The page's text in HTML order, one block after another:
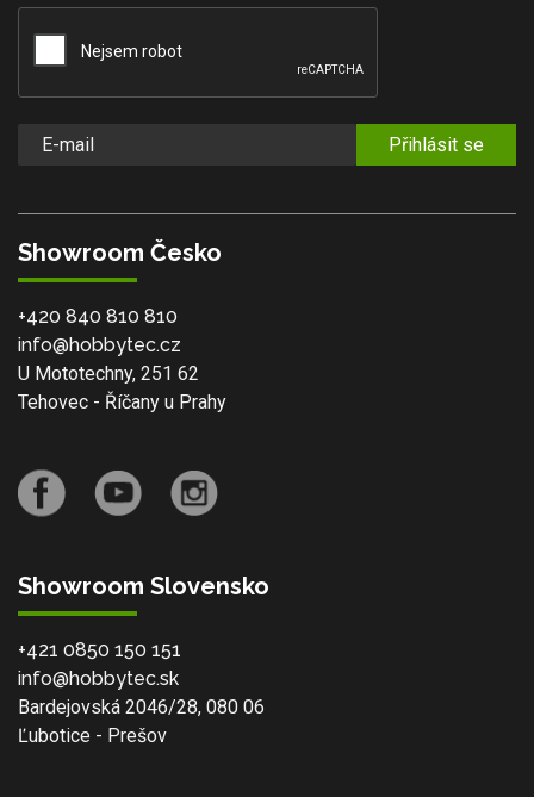
Přihlásit se
Showroom Česko
+420 840 810 810
info@hobbytec.cz
U Mototechny, 251 62
Tehovec - Říčany u Prahy
Showroom Slovensko
+421 0850 150 151
info@hobbytec.sk
Bardejovská 2046/28, 080 06
Ľubotice - Prešov